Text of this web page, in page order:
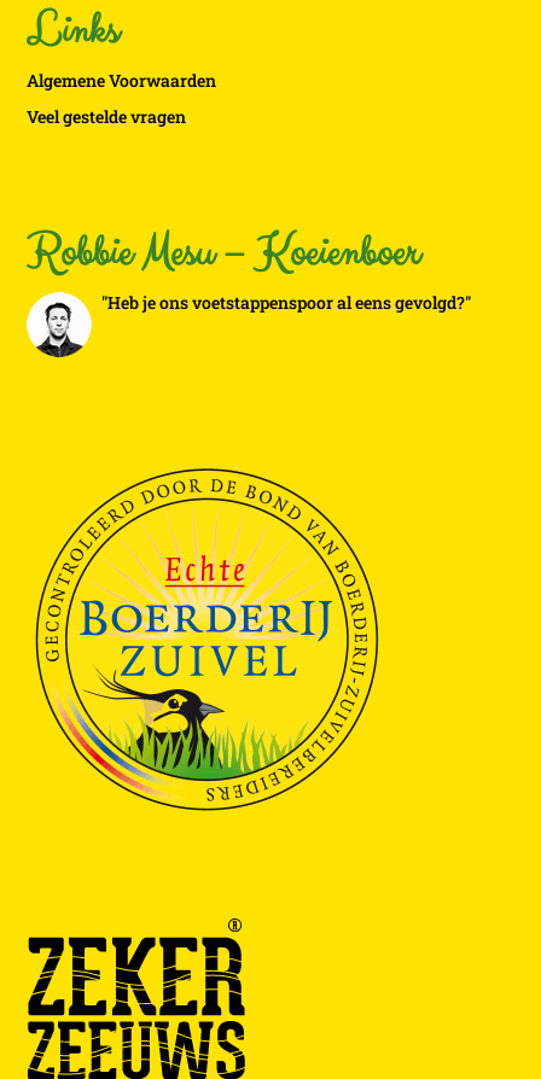
Links
Algemene Voorwaarden
Veel gestelde vragen
Robbie Mesu – Koeienboer
"Heb je ons voetstappenspoor al eens gevolgd?"